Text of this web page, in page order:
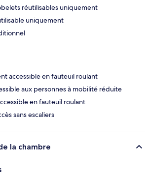
réutilisables uniquement
uniquement
accessible en fauteuil roulant
aux personnes à mobilité réduite
en fauteuil roulant
sans escaliers
la chambre